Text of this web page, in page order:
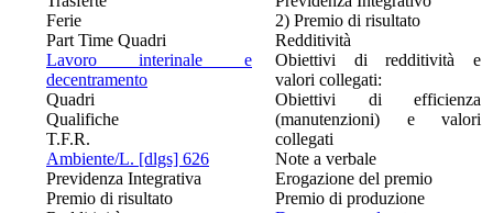
Ferie
Part Time Quadri
Lavoro interinale e
decentramento
Quadri
Qualifiche
T.F.R.
Ambiente/L. [dlgs] 626
Previdenza Integrativa
Premio di risultato
2) Premio di risultato
Redditività
Obiettivi di redditività e
valori collegati:
Obiettivi di efficienza
(manutenzioni) e valori
collegati
Note a verbale
Erogazione del premio
Premio di produzione